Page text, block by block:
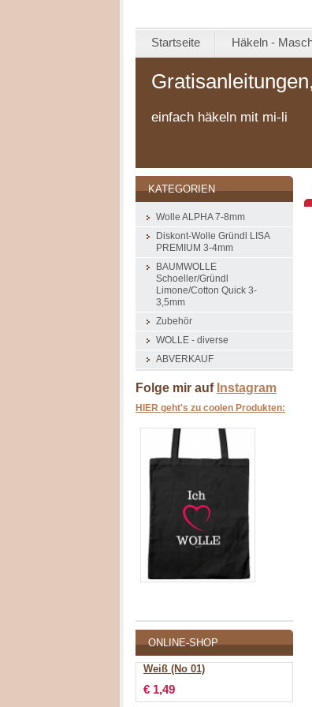
Startseite Häkeln -
einfach häkeln mit mi-li
KATEGORIEN
Wolle ALPHA 7-8mm
Diskont-Wolle Gründl LISA
PREMIUM 3-4mm
BAUMWOLLE
Schoeller/Gründl
Limone/Cotton Quick 3-
3,5mm
Zubehör
WOLLE - diverse
ABVERKAUF
Folge mir auf Instagram
HIER geht's zu coolen Produkten:
ONLINE-SHOP
Weiß (No 01)
€ 1,49